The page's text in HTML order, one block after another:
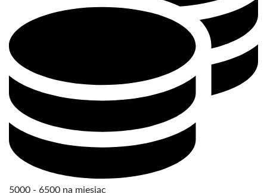
5000 - 6500 na miesiąc